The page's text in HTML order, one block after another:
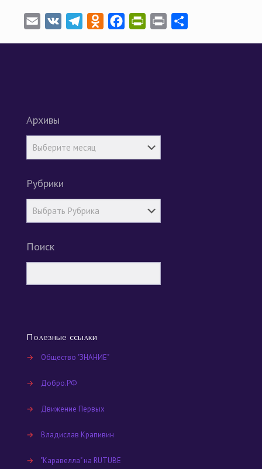
Email VK TelegramOdnoklassniki
FacebookPrintFriendly
Print
Архивы
Рубрики
Поиск
Полезные ссылки
→ Общество "ЗНАНИЕ"
→ Добро.РФ
→ Движение Первых
→ Владислав Крапивин
→ "Каравелла" на RUTUBE